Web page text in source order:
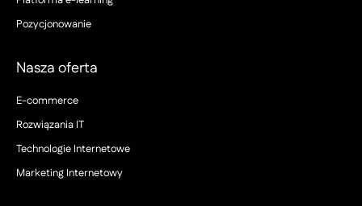
Pozycjonowanie
Nasza oferta
E-commerce
Rozwiązania IT
Technologie Internetowe
Marketing Internetowy